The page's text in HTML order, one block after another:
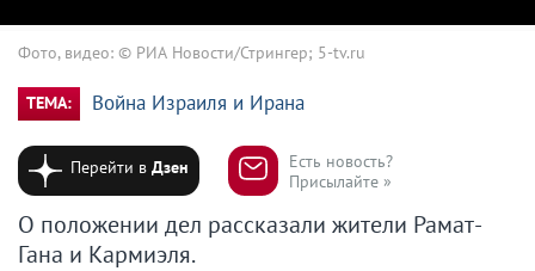
Фото, видео: © РИА Новости/Стрингер; 5-tv.ru
ТЕМА: Война Израиля и Ирана
Перейти вДзен
Есть новость?
Присылайте »
О положении дел рассказали жители Рамат-
Гана и Кармиэля.